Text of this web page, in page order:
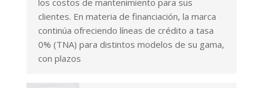
los costos de mantenimiento para sus
clientes. En materia de financiación, la marca
continúa ofreciendo líneas de crédito a tasa
0% (TNA) para distintos modelos de su gama,
con plazos